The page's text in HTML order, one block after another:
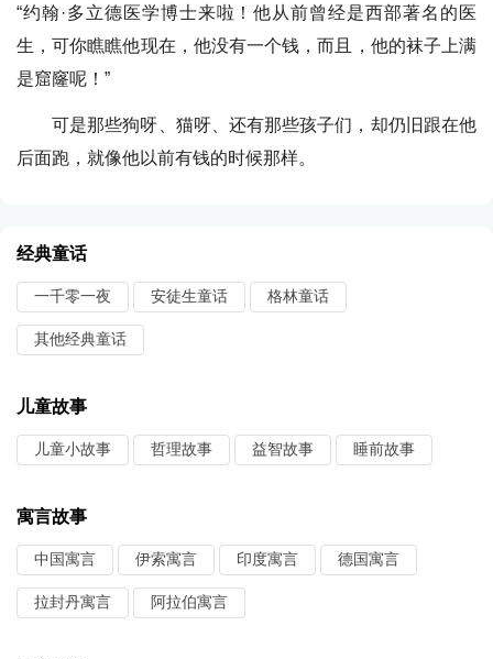
“约翰·多立德医学博士来啦！他从前曾经是西部著名的医
生，可你瞧瞧他现在，他没有一个钱，而且，他的袜子上满
是窟窿呢！”
可是那些狗呀、猫呀、还有那些孩子们，却仍旧跟在他
后面跑，就像他以前有钱的时候那样。
经典童话
一千零一夜 安徒生童话 格林童话
其他经典童话
儿童故事
儿童小故事 哲理故事 益智故事 睡前故事
寓言故事
中国寓言 伊索寓言 印度寓言 德国寓言
拉封丹寓言 阿拉伯寓言